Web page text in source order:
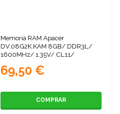
Memoria RAM Apacer
DV.08G2K.KAM 8GB/ DDR3L/
1600MHz/ 1.35V/ CL11/
69,50 €
COMPRAR